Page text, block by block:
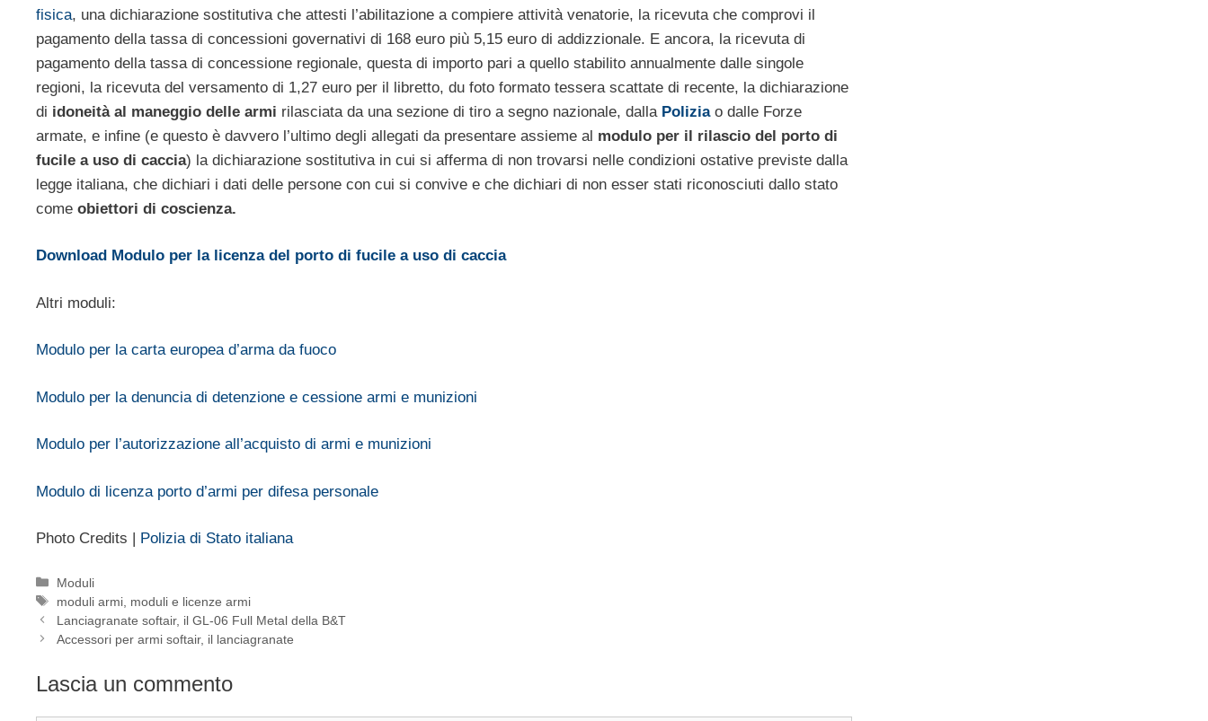
fisica, una dichiarazione sostitutiva che attesti l’abilitazione a compiere attività venatorie, la ricevuta che comprovi il
pagamento della tassa di concessioni governativi di 168 euro più 5,15 euro di addizzionale. E ancora, la ricevuta di
pagamento della tassa di concessione regionale, questa di importo pari a quello stabilito annualmente dalle singole
regioni, la ricevuta del versamento di 1,27 euro per il libretto, du foto formato tessera scattate di recente, la dichiarazione
di idoneità al maneggio delle armi rilasciata da una sezione di tiro a segno nazionale, dalla Polizia o dalle Forze
armate, e infine (e questo è davvero l’ultimo degli allegati da presentare assieme al modulo per il rilascio del porto di
fucile a uso di caccia) la dichiarazione sostitutiva in cui si afferma di non trovarsi nelle condizioni ostative previste dalla
legge italiana, che dichiari i dati delle persone con cui si convive e che dichiari di non esser stati riconosciuti dallo stato
come obiettori di coscienza.
Download Modulo per la licenza del porto di fucile a uso di caccia
Altri moduli:
Modulo per la carta europea d’arma da fuoco
Modulo per la denuncia di detenzione e cessione armi e munizioni
Modulo per l’autorizzazione all’acquisto di armi e munizioni
Modulo di licenza porto d’armi per difesa personale
Photo Credits | Polizia di Stato italiana
Categorie
Moduli
Tag
moduli armi moduli e licenze armi
Lanciagranate softair, il GL-06 Full Metal della B&T
Accessori per armi softair, il lanciagranate
Lascia un commento